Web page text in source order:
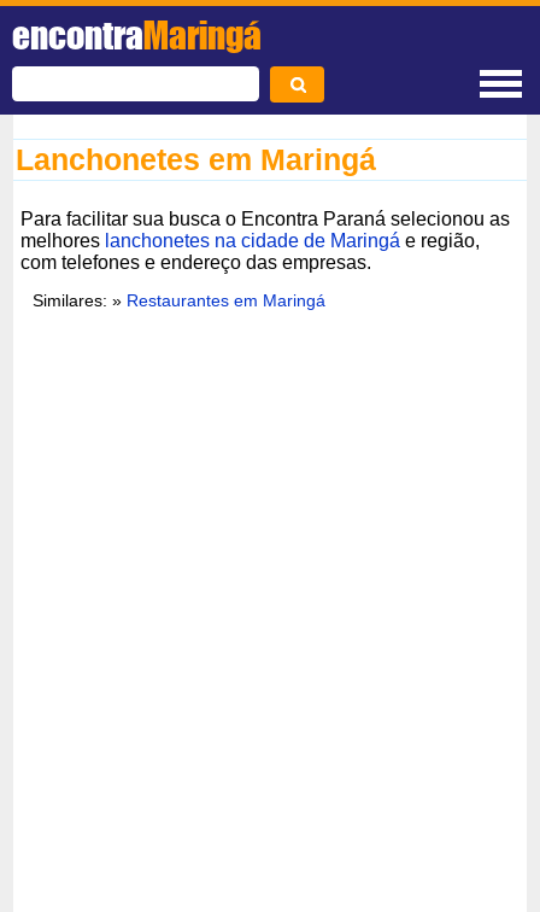
encontraMaringá
Lanchonetes em Maringá
Para facilitar sua busca o Encontra Paraná selecionou as
melhores lanchonetes na cidade de Maringá e região,
com telefones e endereço das empresas.
Similares: » Restaurantes em Maringá